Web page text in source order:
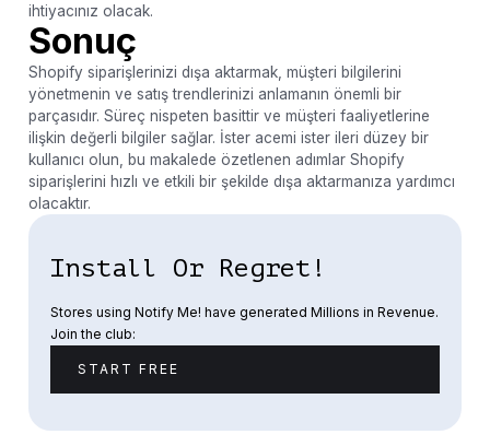
ihtiyacınız olacak.
Sonuç
Shopify siparişlerinizi dışa aktarmak, müşteri bilgilerini
yönetmenin ve satış trendlerinizi anlamanın önemli bir
parçasıdır. Süreç nispeten basittir ve müşteri faaliyetlerine
ilişkin değerli bilgiler sağlar. İster acemi ister ileri düzey bir
kullanıcı olun, bu makalede özetlenen adımlar Shopify
siparişlerini hızlı ve etkili bir şekilde dışa aktarmanıza yardımcı
olacaktır.
Install Or Regret!
Stores using Notify Me! have generated Millions in Revenue.
Join the club:
START FREE